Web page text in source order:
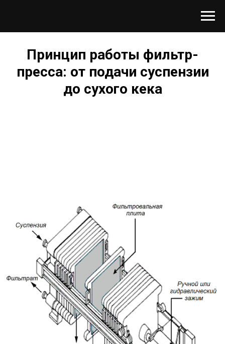
Принцип работы фильтр-
пресса: от подачи суспензии
до сухого кека